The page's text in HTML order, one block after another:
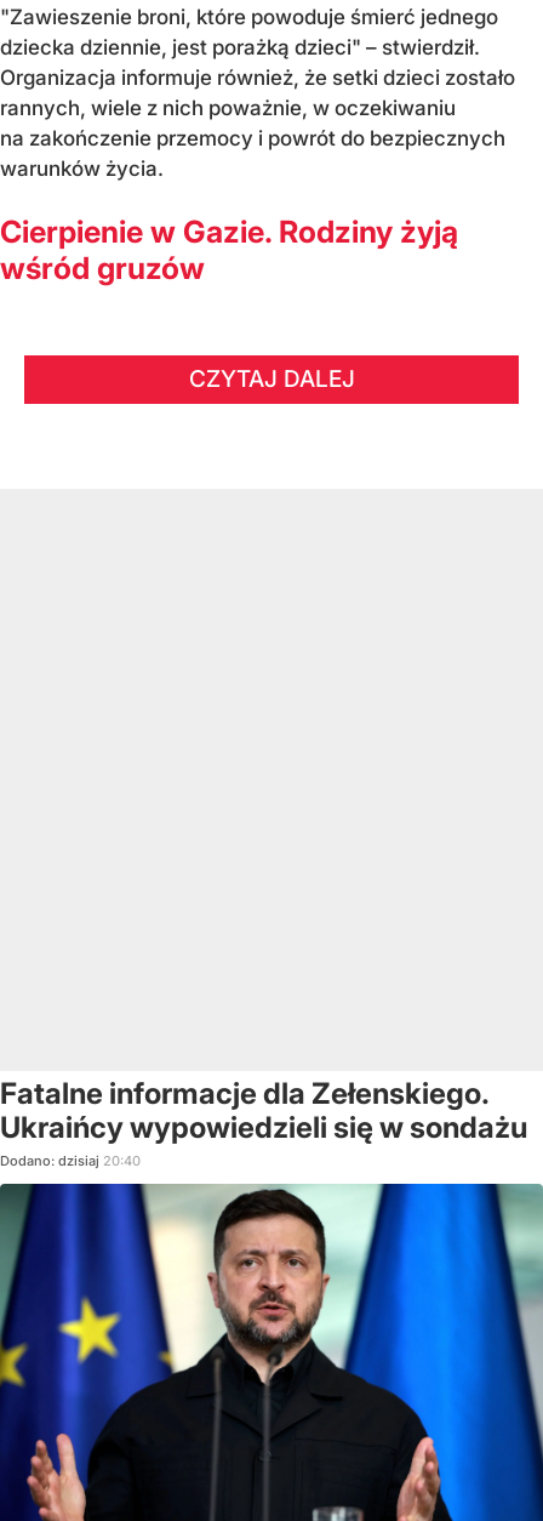
"Zawieszenie broni, które powoduje śmierć jednego
dziecka dziennie, jest porażką dzieci" – stwierdził.
Organizacja informuje również, że setki dzieci zostało
rannych, wiele z nich poważnie, w oczekiwaniu
na zakończenie przemocy i powrót do bezpiecznych
warunków życia.
Cierpienie w Gazie. Rodziny żyją
wśród gruzów
CZYTAJ DALEJ
Fatalne informacje dla Zełenskiego.
Ukraińcy wypowiedzieli się w sondażu
Dodano: dzisiaj 20:40